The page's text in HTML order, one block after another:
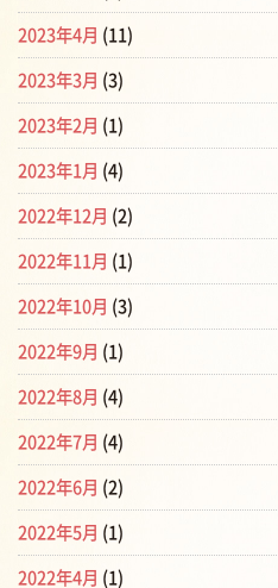
2023年4月 (11)
2023年3月 (3)
2023年2月 (1)
2023年1月 (4)
2022年12月 (2)
2022年11月 (1)
2022年10月 (3)
2022年9月 (1)
2022年8月 (4)
2022年7月 (4)
2022年6月 (2)
2022年5月 (1)
2022年4月 (1)